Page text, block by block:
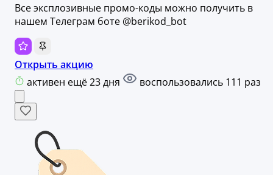
Все эксплозивные промо-коды можно получить в
нашем Телеграм боте @berikod_bot
Открыть акцию
активен ещё 23 дня
воспользовались 111 раз